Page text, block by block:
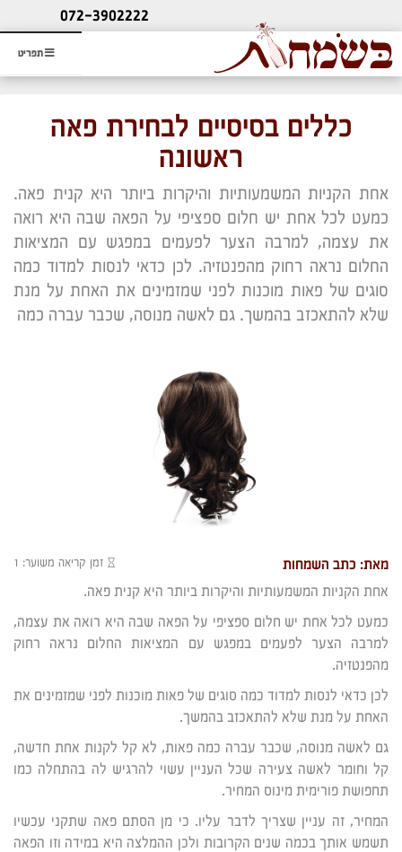
תפריט
ליעוץ חינם
והזמנת כרטיס שמחות
072-3902222
כללים בסיסיים לבחירת פאה
ראשונה
אחת הקניות המשמעותיות והיקרות ביותר היא קנית פאה.
כמעט לכל אחת יש חלום ספציפי על הפאה שבה היא רואה
את עצמה, למרבה הצער לפעמים במפגש עם המציאות
החלום נראה רחוק מהפנטזיה. לכן כדאי לנסות למדוד כמה
סוגים של פאות מוכנות לפני שמזמינים את האחת על מנת
שלא להתאכזב בהמשך. גם לאשה מנוסה, שכבר עברה כמה
מאת: כתב השמחות זמן קריאה משוער: 1
אחת הקניות המשמעותיות והיקרות ביותר היא קנית פאה.
כמעט לכל אחת יש חלום ספציפי על הפאה שבה היא רואה את עצמה,
למרבה הצער לפעמים במפגש עם המציאות החלום נראה רחוק
מהפנטזיה.
לכן כדאי לנסות למדוד כמה סוגים של פאות מוכנות לפני שמזמינים את
האחת על מנת שלא להתאכזב בהמשך.
גם לאשה מנוסה, שכבר עברה כמה פאות, לא קל לקנות אחת חדשה,
קל וחומר לאשה צעירה שכל העניין עשוי להרגיש לה בהתחלה כמו
תחפושת פורימית מינוס המחיר.
המחיר, זה עניין שצריך לדבר עליו. כי מן הסתם פאה שתקני עכשיו
תשמש אותך בכמה שנים הקרובות ולכן ההמלצה היא במידה וזו הפאה